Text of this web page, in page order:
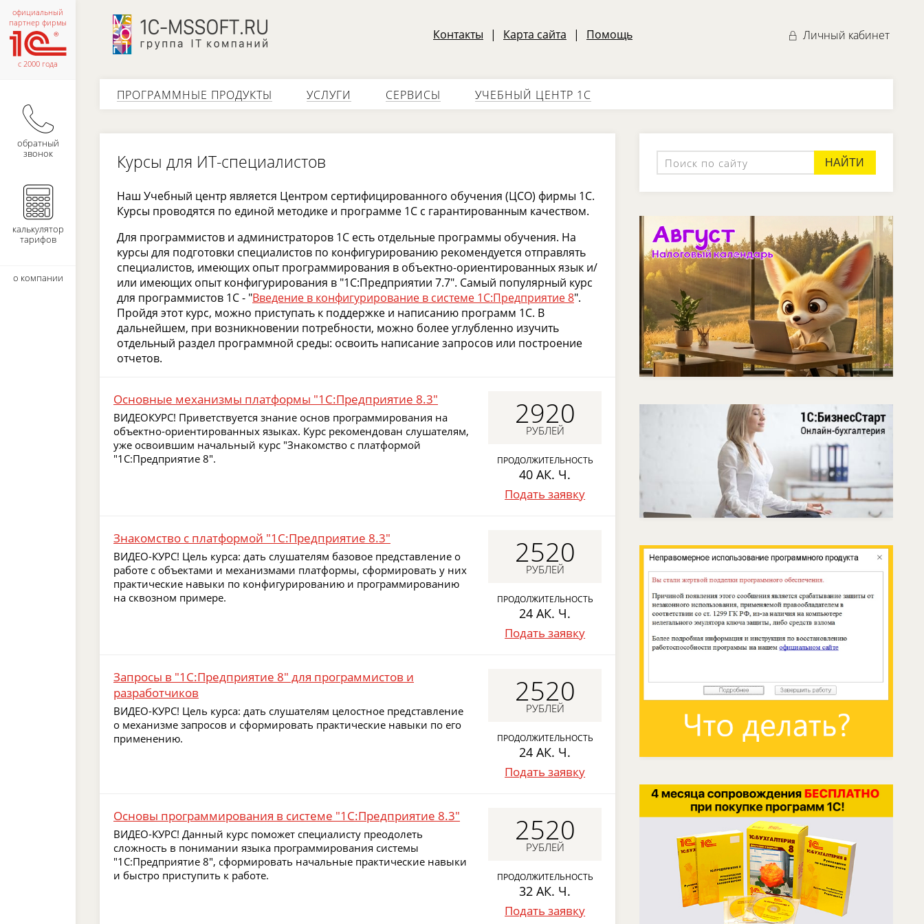
Личный кабинет
Контакты | Карта сайта | Помощь
ПРОГРАММНЫЕ ПРОДУКТЫ УСЛУГИ СЕРВИСЫ УЧЕБНЫЙ ЦЕНТР 1С
Курсы для ИТ-специалистов
Наш Учебный центр является Центром сертифицированного обучения (ЦСО) фирмы 1С.
Курсы проводятся по единой методике и программе 1С с гарантированным качеством.
Для программистов и администраторов 1С есть отдельные программы обучения. На
курсы для подготовки специалистов по конфигурированию рекомендуется отправлять
специалистов, имеющих опыт программирования в объектно-ориентированных язык и/
или имеющих опыт конфигурирования в "1С:Предприятии 7.7". Самый популярный курс
для программистов 1С - "Введение в конфигурирование в системе 1С:Предприятие 8".
Пройдя этот курс, можно приступать к поддержке и написанию программ 1С. В
дальнейшем, при возникновении потребности, можно более углубленно изучить
отдельный раздел программной среды: освоить написание запросов или построение
отчетов.
2920
РУБЛЕЙ
ПРОДОЛЖИТЕЛЬНОСТЬ
40 АК. Ч.
Подать заявку
Основные механизмы платформы "1С:Предприятие 8.3"
ВИДЕОКУРС! Приветствуется знание основ программирования на
объектно-ориентированных языках. Курс рекомендован слушателям,
уже освоившим начальный курс "Знакомство с платформой
"1C:Предприятие 8".
2520
РУБЛЕЙ
ПРОДОЛЖИТЕЛЬНОСТЬ
24 АК. Ч.
Подать заявку
Знакомство с платформой "1C:Предприятие 8.3"
ВИДЕО-КУРС! Цель курса: дать слушателям базовое представление о
работе с объектами и механизмами платформы, сформировать у них
практические навыки по конфигурированию и программированию
на сквозном примере.
2520
РУБЛЕЙ
ПРОДОЛЖИТЕЛЬНОСТЬ
24 АК. Ч.
Подать заявку
Запросы в "1С:Предприятие 8" для программистов и
разработчиков
ВИДЕО-КУРС! Цель курса: дать слушателям целостное представление
о механизме запросов и сформировать практические навыки по его
применению.
2520
РУБЛЕЙ
ПРОДОЛЖИТЕЛЬНОСТЬ
32 АК. Ч.
Подать заявку
Основы программирования в системе "1C:Предприятие 8.3"
ВИДЕО-КУРС! Данный курс поможет специалисту преодолеть
сложность в понимании языка программирования системы
"1С:Предприятие 8", сформировать начальные практические навыки
и быстро приступить к работе.
НАЙТИ
официальный
партнер фирмы
с 2000 года
обратный
звонок
калькулятор
тарифов
о компании